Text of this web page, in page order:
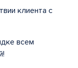
клиента с
всем